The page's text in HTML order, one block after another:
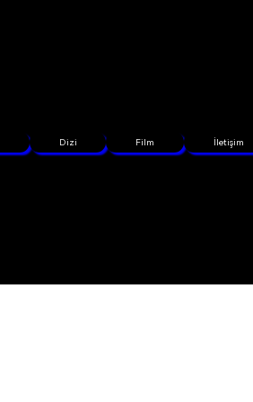
Dizi Film İletişim